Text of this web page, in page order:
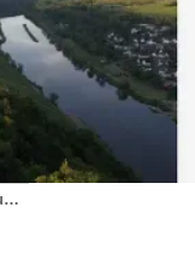
Foto: Dominik Ketz/Rheinland-Pfalz Tourismus GmbH